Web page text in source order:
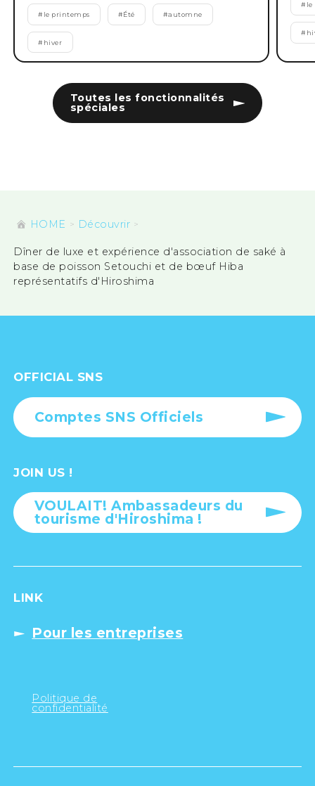
Toutes les fonctionnalités
spéciales
# le printemps #Été #automne
# hiver
#
#
HOME Découvrir
Dîner de luxe et expérience d'association de saké à
base de poisson Setouchi et de bœuf Hiba
représentatifs d'Hiroshima
OFFICIAL SNS
Comptes SNS Officiels
JOIN US !
VOULAIT! Ambassadeurs du
tourisme d'Hiroshima !
LINK
Pour les entreprises
Politique de
confidentialité